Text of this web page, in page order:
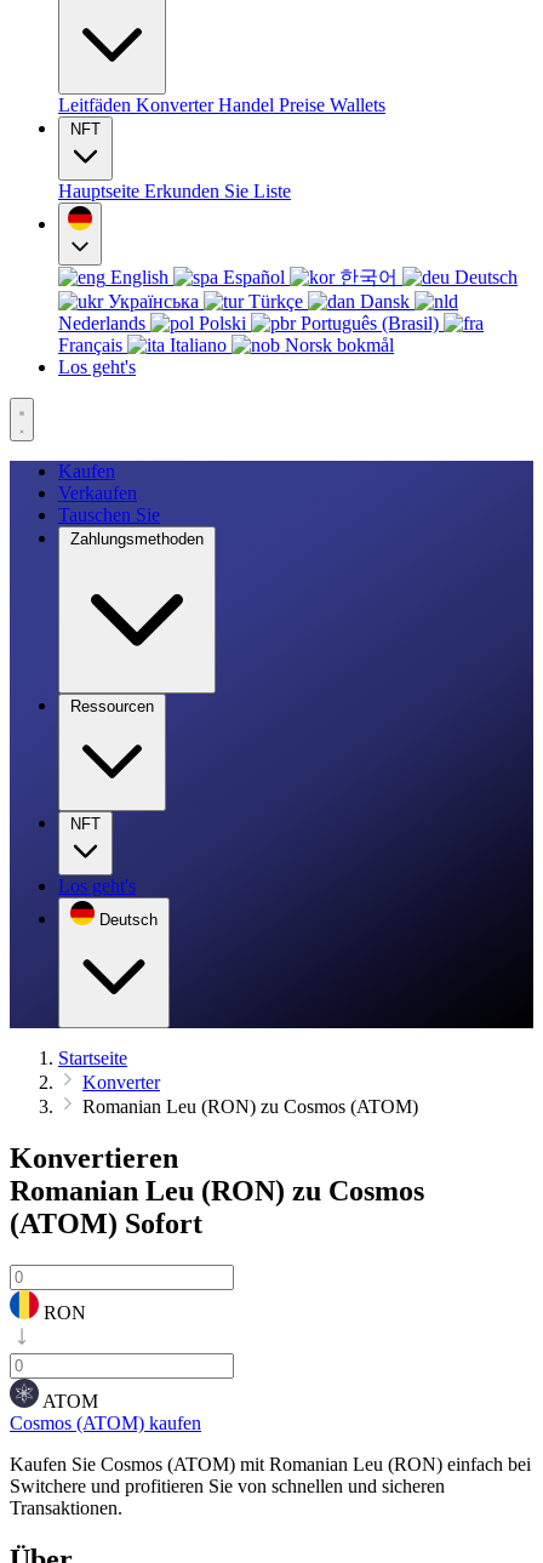
Leitfäden KonverterHandel Preise Wallets
NFT
Hauptseite Erkunden Sie Liste
English Español 한국어
Deutsch
Українська
Türkçe
Dansk
Nederlands
Polski
Português (Brasil)
Français
Italiano
Norsk bokmål
Los geht's
Kaufen
Verkaufen
Tauschen Sie
Zahlungsmethoden
Ressourcen
NFT
Los geht's
Deutsch
Startseite
Konverter
Romanian Leu (RON) zu Cosmos (ATOM)
Konvertieren
Romanian Leu (RON) zu Cosmos
(ATOM) Sofort
RON
ATOM
Cosmos (ATOM) kaufen
Kaufen Sie Cosmos (ATOM) mit Romanian Leu (RON) einfach bei
Switchere und profitieren Sie von schnellen und sicheren
Transaktionen.